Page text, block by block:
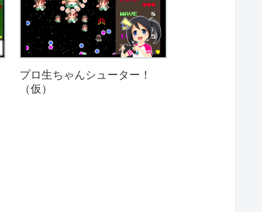
プロ生ちゃんシューター！
（仮）